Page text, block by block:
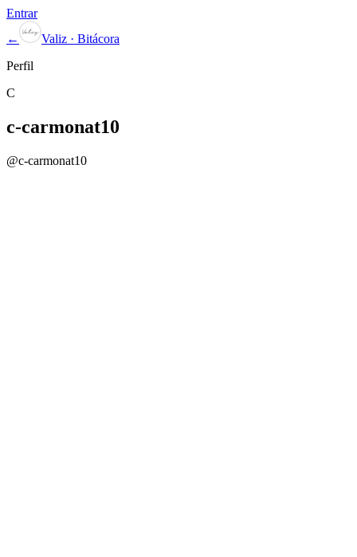
Entrar
←
Valiz · Bitácora
Perfil
C
c-carmonat10
@c-carmonat10